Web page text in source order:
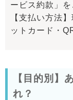
ービス約款」を
【支払い方法
ットカード・
【目的別】
れ？